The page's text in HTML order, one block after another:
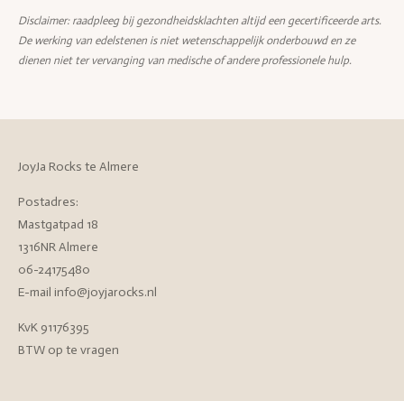
Disclaimer: raadpleeg bij gezondheidsklachten altijd een gecertificeerde arts.
De werking van edelstenen is niet wetenschappelijk onderbouwd en ze
dienen niet ter vervanging van medische of andere professionele hulp.
JoyJa Rocks te Almere
Postadres:
Mastgatpad 18
1316NR Almere
06-24175480
E-mail info@joyjarocks.nl
KvK 91176395
BTW op te vragen